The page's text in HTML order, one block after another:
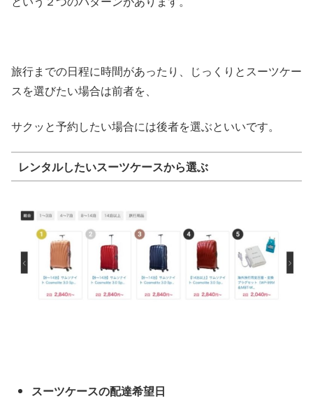
旅行までの日程に時間があったり、じっくりとスーツケー
スを選びたい場合は前者を、
サクッと予約したい場合には後者を選ぶといいです。
レンタルしたいスーツケースから選ぶ
スーツケースの配達希望日